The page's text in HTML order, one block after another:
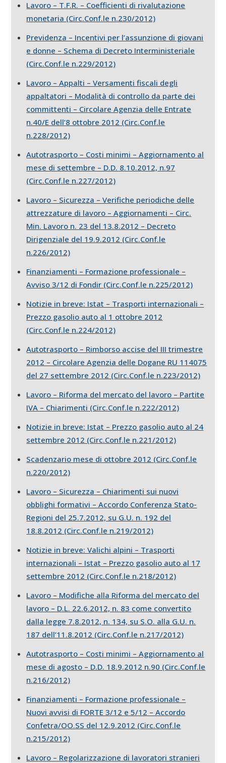
Lavoro – T.F.R. – Coefficienti di rivalutazione
monetaria (Circ.Conf.le n.230/2012)
Previdenza – Incentivi per l’assunzione di giovani
e donne – Schema di Decreto Interministeriale
(Circ.Conf.le n.229/2012)
Lavoro – Appalti – Versamenti fiscali degli
appaltatori – Modalità di controllo da parte dei
committenti – Circolare Agenzia delle Entrate
n.40/E dell’8 ottobre 2012 (Circ.Conf.le
n.228/2012)
Autotrasporto – Costi minimi – Aggiornamento al
mese di settembre – D.D. 8.10.2012, n.97
(Circ.Conf.le n.227/2012)
Lavoro – Sicurezza – Verifiche periodiche delle
attrezzature di lavoro – Aggiornamenti – Circ.
Min. Lavoro n. 23 del 13.8.2012 – Decreto
Dirigenziale del 19.9.2012 (Circ.Conf.le
n.226/2012)
Finanziamenti – Formazione professionale –
Avviso 3/12 di Fondir (Circ.Conf.le n.225/2012)
Notizie in breve: Istat – Trasporti internazionali –
Prezzo gasolio auto al 1 ottobre 2012
(Circ.Conf.le n.224/2012)
Autotrasporto – Rimborso accise del III trimestre
2012 – Circolare Agenzia delle Dogane RU 114075
del 27 settembre 2012 (Circ.Conf.le n.223/2012)
Lavoro – Riforma del mercato del lavoro – Partite
IVA – Chiarimenti (Circ.Conf.le n.222/2012)
Notizie in breve: Istat – Prezzo gasolio auto al 24
settembre 2012 (Circ.Conf.le n.221/2012)
Scadenzario mese di ottobre 2012 (Circ.Conf.le
n.220/2012)
Lavoro – Sicurezza – Chiarimenti sui nuovi
obblighi formativi – Accordo Conferenza Stato-
Regioni del 25.7.2012, su G.U. n. 192 del
18.8.2012 (Circ.Conf.le n.219/2012)
Notizie in breve: Valichi alpini – Trasporti
internazionali – Istat – Prezzo gasolio auto al 17
settembre 2012 (Circ.Conf.le n.218/2012)
Lavoro – Modifiche alla Riforma del mercato del
lavoro – D.L. 22.6.2012, n. 83 come convertito
dalla legge 7.8.2012, n. 134, su S.O. alla G.U. n.
187 dell’11.8.2012 (Circ.Conf.le n.217/2012)
Autotrasporto – Costi minimi – Aggiornamento al
mese di agosto – D.D. 18.9.2012 n.90 (Circ.Conf.le
n.216/2012)
Finanziamenti – Formazione professionale –
Nuovi avvisi di FORTE 3/12 e 5/12 – Accordo
Confetra/OO.SS del 12.9.2012 (Circ.Conf.le
n.215/2012)
Lavoro – Regolarizzazione di lavoratori stranieri